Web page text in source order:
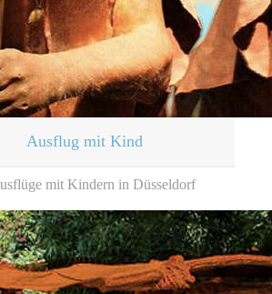
Ausflug mit Kind
mit Kindern in Düsseldorf